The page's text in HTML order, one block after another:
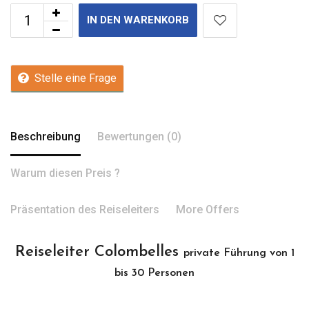
IN DEN WARENKORB
Stelle eine Frage
Beschreibung Bewertungen (0)
Warum diesen Preis ?
Präsentation des Reiseleiters More Offers
Reiseleiter Colombelles private Führung von 1
bis 30 Personen